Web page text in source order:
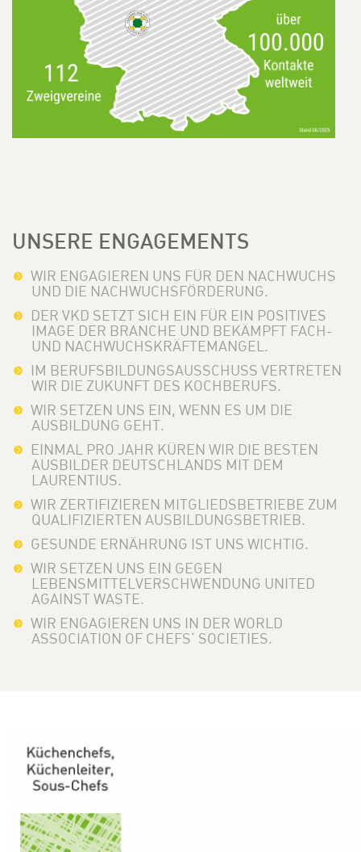
UNSERE ENGAGEMENTS
WIR ENGAGIEREN UNS FÜR DEN NACHWUCHS
UND DIE NACHWUCHSFÖRDERUNG.
DER VKD SETZT SICH EIN FÜR EIN POSITIVES
IMAGE DER BRANCHE UND BEKÄMPFT FACH-
UND NACHWUCHSKRÄFTEMANGEL.
IM BERUFSBILDUNGSAUSSCHUSS VERTRETEN
WIR DIE ZUKUNFT DES KOCHBERUFS.
WIR SETZEN UNS EIN, WENN ES UM DIE
AUSBILDUNG GEHT.
EINMAL PRO JAHR KÜREN WIR DIE BESTEN
AUSBILDER DEUTSCHLANDS MIT DEM
LAURENTIUS.
WIR ZERTIFIZIEREN MITGLIEDSBETRIEBE ZUM
QUALIFIZIERTEN AUSBILDUNGSBETRIEB.
GESUNDE ERNÄHRUNG IST UNS WICHTIG.
WIR SETZEN UNS EIN GEGEN
LEBENSMITTELVERSCHWENDUNG UNITED
AGAINST WASTE.
WIR ENGAGIEREN UNS IN DER WORLD
ASSOCIATION OF CHEFS‘ SOCIETIES.